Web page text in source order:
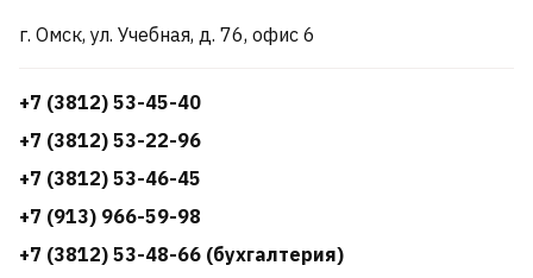
г. Омск, ул. Учебная, д. 76, офис 6
+7 (3812) 53-45-40
+7 (3812) 53-22-96
+7 (3812) 53-46-45
+7 (913) 966-59-98
+7 (3812) 53-48-66 (бухгалтерия)